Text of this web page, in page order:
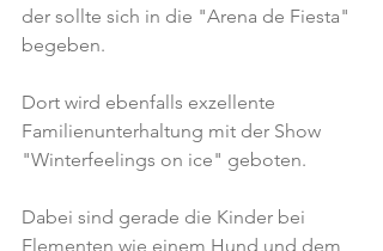
der sollte sich in die "Arena de Fiesta"
begeben.
Dort wird ebenfalls exzellente
Familienunterhaltung mit der Show
"Winterfeelings on ice" geboten.
Dabei sind gerade die Kinder bei
Elementen wie einem Hund und dem